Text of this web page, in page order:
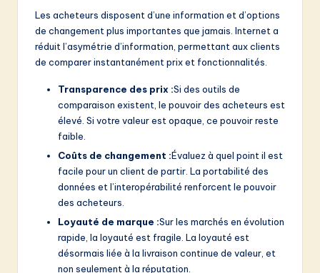
Les acheteurs disposent d’une information et d’options
de changement plus importantes que jamais. Internet a
réduit l’asymétrie d’information, permettant aux clients
de comparer instantanément prix et fonctionnalités.
Transparence des prix :Si des outils de
comparaison existent, le pouvoir des acheteurs est
élevé. Si votre valeur est opaque, ce pouvoir reste
faible.
Coûts de changement :Évaluez à quel point il est
facile pour un client de partir. La portabilité des
données et l’interopérabilité renforcent le pouvoir
des acheteurs.
Loyauté de marque :Sur les marchés en évolution
rapide, la loyauté est fragile. La loyauté est
désormais liée à la livraison continue de valeur, et
non seulement à la réputation.